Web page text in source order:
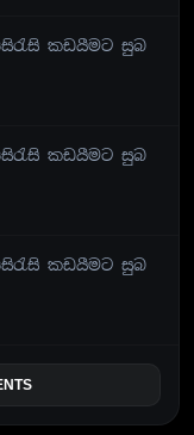
කඩයීමට සුබ
කඩයීමට සුබ
කඩයීමට සුබ